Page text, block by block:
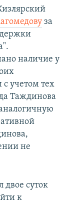
за
наличие у
учетом тех
Таждинова
не
суток
к